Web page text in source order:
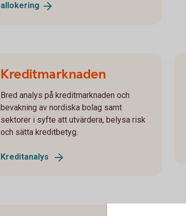
allokering
Kreditmarknaden
Bred analys på kreditmarknaden och
bevakning av nordiska bolag samt
sektorer i syfte att utvärdera, belysa risk
och sätta kreditbetyg.
Kreditanalys